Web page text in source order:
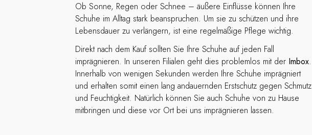
Ob Sonne, Regen oder Schnee – äußere Einflüsse können Ihre
Schuhe im Alltag stark beanspruchen. Um sie zu schützen und ihre
Lebensdauer zu verlängern, ist eine regelmäßige Pflege wichtig.
Direkt nach dem Kauf sollten Sie Ihre Schuhe auf jeden Fall
imprägnieren. In unseren Filialen geht dies problemlos mit der Imbox.
Innerhalb von wenigen Sekunden werden Ihre Schuhe imprägniert
und erhalten somit einen lang andauernden Erstschutz gegen Schmutz
und Feuchtigkeit. Natürlich können Sie auch Schuhe von zu Hause
mitbringen und diese vor Ort bei uns imprägnieren lassen.